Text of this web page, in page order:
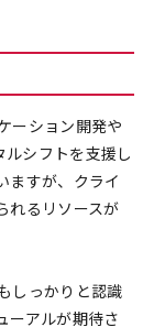
ーション開発や
シフトを支援し
ますが、クライ
れるリソースが
しっかりと認識
ーアルが期待さ